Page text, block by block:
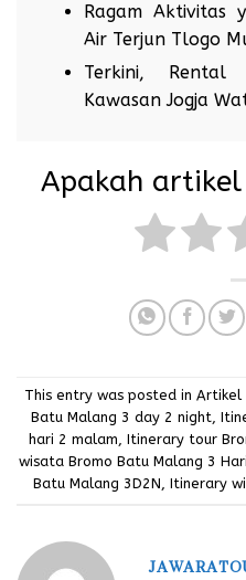
Ragam Aktivitas
Air Terjun Tlogo
Terkini,
Kawasan Jogja
Apakah
This entry was posted in Artikel
Batu Malang 3 day 2 night,
hari 2 malam, Itinerary tour
wisata Bromo Batu Malang 3
Batu Malang 3D2N, Itinerary